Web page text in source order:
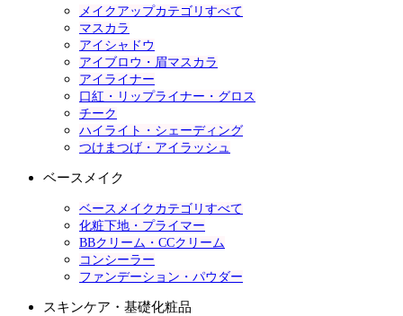
メイクアップカテゴリすべて
マスカラ
アイシャドウ
アイブロウ・眉マスカラ
アイライナー
口紅・リップライナー・グロス
チーク
ハイライト・シェーディング
つけまつげ・アイラッシュ
ベースメイク
ベースメイクカテゴリすべて
化粧下地・プライマー
BBクリーム・CCクリーム
コンシーラー
ファンデーション・パウダー
スキンケア・基礎化粧品